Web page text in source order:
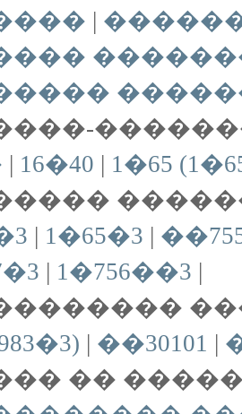
|
| 16�40 | 1�65
| 1�65�3 |
| 1�756��3 |
| ��30101 |
��